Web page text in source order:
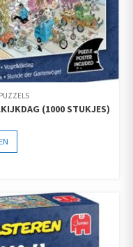
PUZZELS
(1000 STUKJES)